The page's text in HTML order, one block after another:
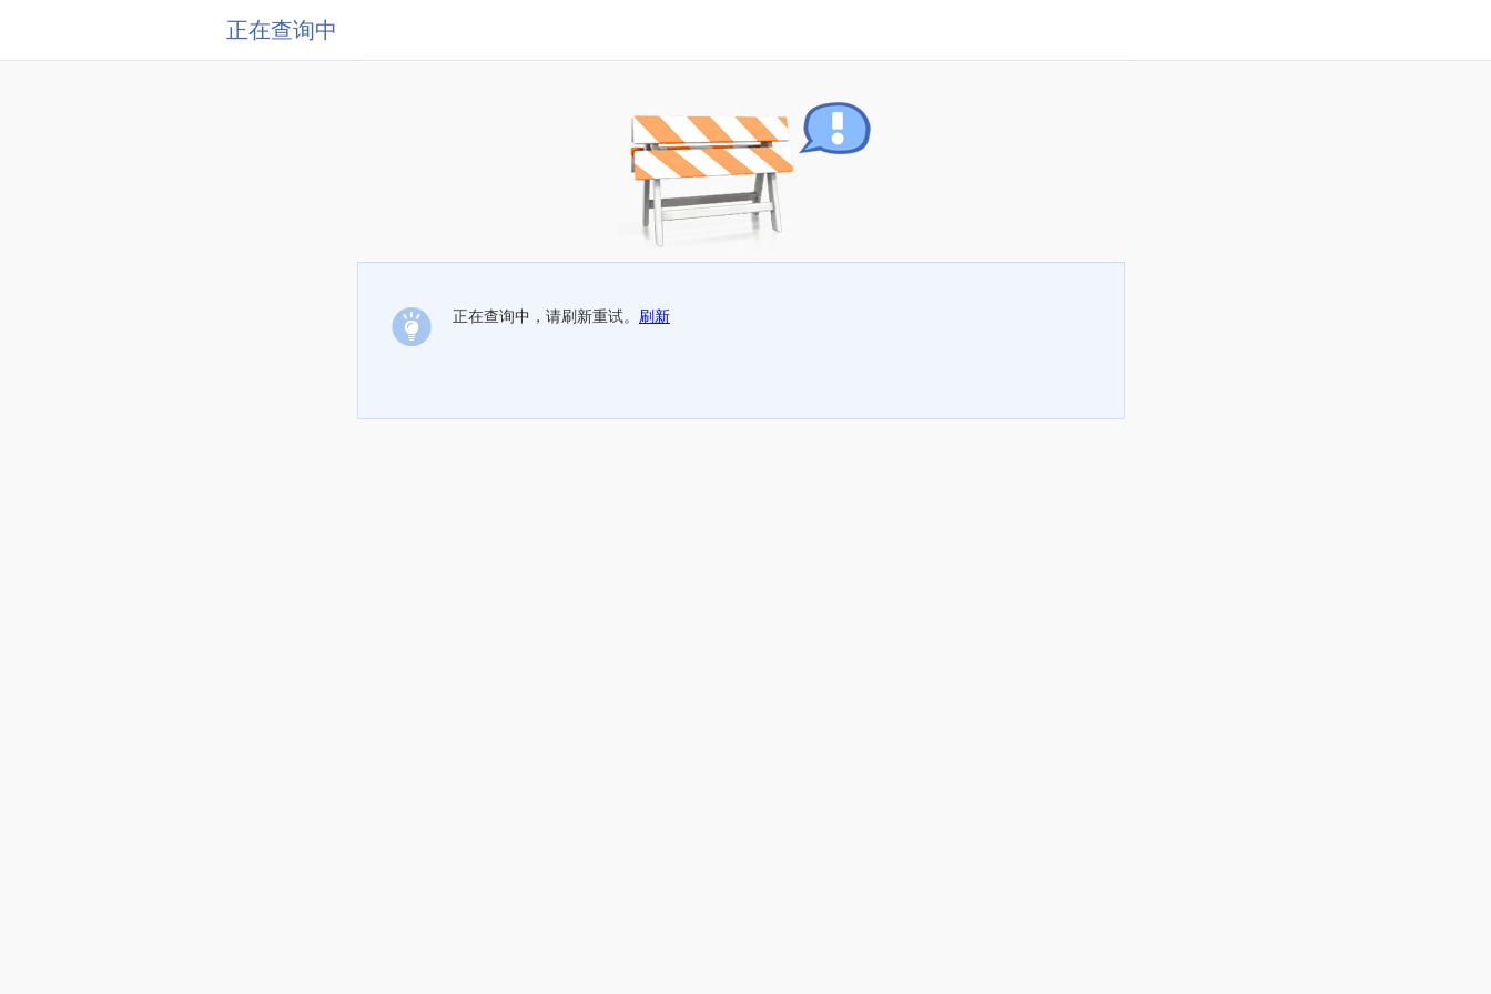
正在查询中
正在查询中，请刷新重试。 刷新